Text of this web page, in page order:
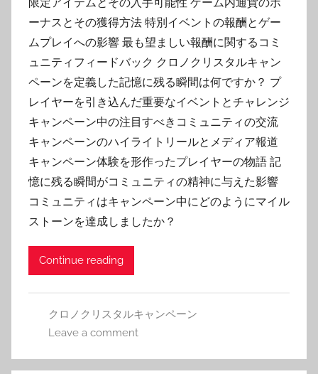
ーナスとその獲得方法 特別イベントの報酬とゲー
ムプレイへの影響 最も望ましい報酬に関するコミ
ュニティフィードバック クロノクリスタルキャン
ペーンを定義した記憶に残る瞬間は何ですか？ プ
レイヤーを引き込んだ重要なイベントとチャレンジ
キャンペーン中の注目すべきコミュニティの交流
キャンペーンのハイライトリールとメディア報道
キャンペーン体験を形作ったプレイヤーの物語 記
憶に残る瞬間がコミュニティの精神に与えた影響
コミュニティはキャンペーン中にどのようにマイル
ストーンを達成しましたか？
Continue reading
クロノクリスタルキャンペーン
Leave a comment